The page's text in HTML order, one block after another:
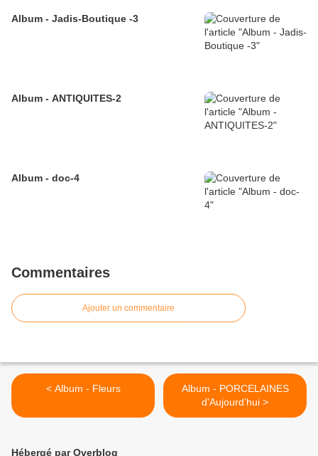
Album - Jadis-Boutique -3
Album - ANTIQUITES-2
Album - doc-4
Commentaires
Ajouter un commentaire
< Album - Fleurs
Album - PORCELAINES
d'Aujourd'hui >
Hébergé par Overblog